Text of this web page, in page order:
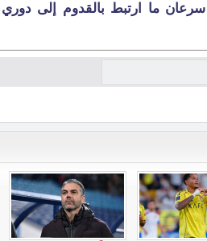
سرعان ما ارتبط بالقدوم إلى دوري